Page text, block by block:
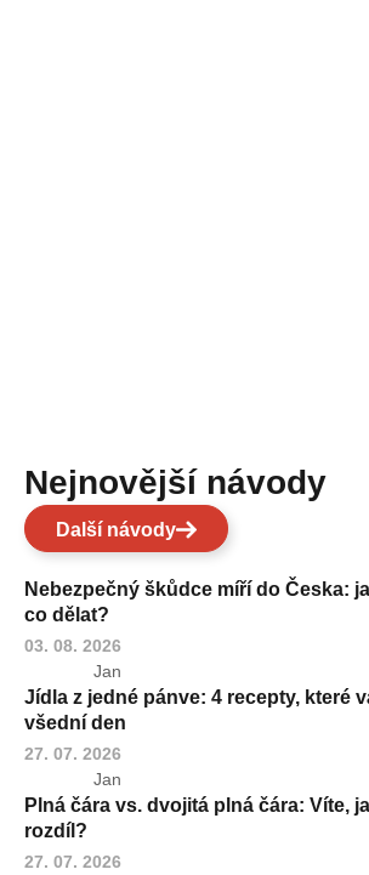
Nejnovější návody
Další návody
Nebezpečný škůdce míří do Česka:
co dělat?
03. 08. 2026
Jan
Jídla z jedné pánve: 4 recepty, které
všední den
27. 07. 2026
Jan
Plná čára vs. dvojitá plná čára: Víte,
rozdíl?
27. 07. 2026